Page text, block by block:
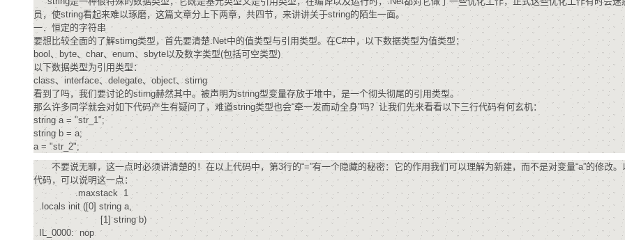
员，使string看起来难以琢磨，这篇文章分上下两章，共四节，来讲讲关于string的陌生一面。
一．恒定的字符串
要想比较全面的了解stirng类型，首先要清楚.Net中的值类型与引用类型。在C#中，以下数据类型为值类型：
bool、byte、char、enum、sbyte以及数字类型(包括可空类型)
以下数据类型为引用类型：
class、interface、delegate、object、stirng
看到了吗，我们要讨论的stirng赫然其中。被声明为string型变量存放于堆中，是一个彻头彻尾的引用类型。
那么许多同学就会对如下代码产生有疑问了，难道string类型也会“牵一发而动全身”吗？让我们先来看看以下三行代码有何玄机：
string a = "str_1";
string b = a;
a = "str_2";
不要说无聊，这一点时必须讲清楚的！在以上代码中，第3行的“=”有一个隐藏的秘密：它的作用我们可以理解为新建，而不是对变量“a”的修改。
代码，可以说明这一点：
.maxstack 1
.locals init ([0] string a,
[1] string b)
IL_0000: nop
视觉 Coding、空间感知、多模态思考等全面升级 1M上下文，专为长程任务能力而生
大模型服务
千问AI平台-Token Plan NEW
个人版上线、团队版降价；千问3.8-Max首发发尝鲜
千问AI平台-模型体验
在线体验全尺寸、多种模态的模型效果
Happy 系列大模型
新一代 AI 视频生成模型，深度适配广告营销等场景
AI 应用构建
大模型服务平台百炼-应用模版
丰富多元化的应用模版和解决方案
大模型服务平台百炼-智能体
灵活可视化地构建企业级 Agent
人工智能平台 PAI
AI Native 的算法工程平台，一站式完成建模、训练、推理服务部署
大模型原
Qoder HOT
面向真实软件
万有无界
秒悟
云端极速 AI
中间件
数据库
大数据计算
媒体服务
企业服务与云通信
域名与网站
终端用户计算
Serverless
Data Agent 驱动的一站式 Data+AI 开发治理平台
云防火墙
云原生的云上边界网络安全防护产品
面向分析的企业级SaaS模式云数据仓库 提供一站式
可观测
上云与迁云
企业出海
政企业务
1亿+ 大模型 tokens 和 30+ 款产品免费体验
140+云产品 免费试用
产品新客免费试用，最长12个月
大模型ACA认证体验
助力企业全员 AI 认知与能力提升
夜间 5 折，Qwen/Meoo/TokenPlan 客户专享 AI智能应用，
智能客服
自动承接线索
AI空中课堂在线直播课堂（旗舰版）
生态解决方案
行业生态解决方案
开发者生态解决方案
AI 开发和 AI 应用解决方案
ERP
CRM
OA 办公系统
财税管理
400电话
广告营销
SUSE
建站小程序
模板建站
定制建站
模板小程序
定制小程序
APP 开发
建站系统
入门学习赛
科研合作